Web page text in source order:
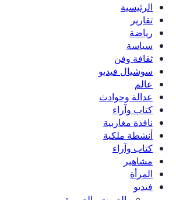
الرئيسية
تقارير
رياضة
سياسة
ثقافة وفن
سوشيال فيديو
عالم
عدالة وحوادث
كتاب وآراء
نافذة مغاربية
أنشطة ملكية
كتاب وآراء
مشاهير
المرأة
فيديو